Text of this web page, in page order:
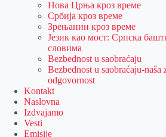
Нова Црња кроз време
Србија кроз време
Зрењанин кроз време
Језик као мост: Српска
словима
Bezbednost u saobraćaju
Bezbednost u saobraćaju-naša
odgovornost
Kontakt
Naslovna
Izdvajamo
Vesti
Emisije